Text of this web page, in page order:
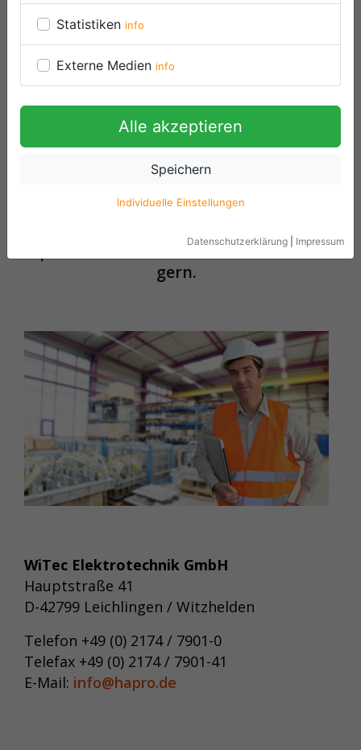
Wir freuen uns auf Ihre
Sprechen Sie uns an – wir beraten Sie
gern.
WiTec Elektrotechnik GmbH
Hauptstraße 41
D-42799 Leichlingen / Witzhelden
Telefon +49 (0) 2174 / 7901-0
Telefax +49 (0) 2174 / 7901-41
E-Mail: info@hapro.de
Statistiken info
Externe Medien info
Alle akzeptieren
Speichern
Individuelle Einstellungen
Datenschutzerklärung Impressum